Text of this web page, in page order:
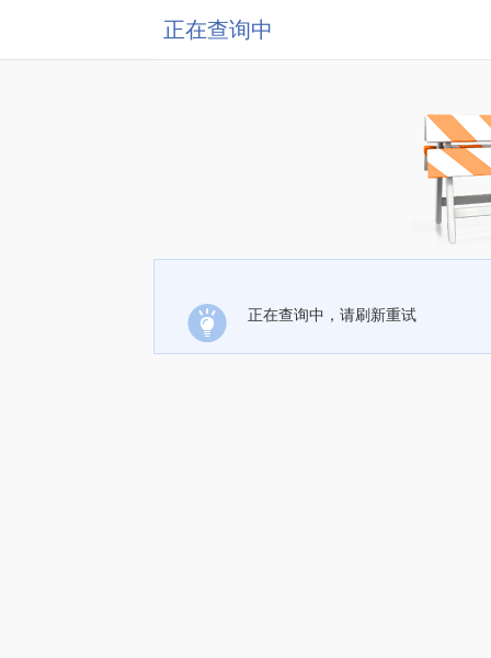
正在查询中
正在查询中，请刷新重试